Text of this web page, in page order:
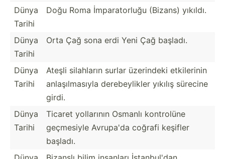
Dünya
Tarihi
Doğu Roma İmpara­torluğu (Bizans) yıkıldı.
Dünya
Tarihi
Orta Çağ sona erdi Yeni Çağ başladı.
Dünya
Tarihi
Ateşli silahların surlar üzerindeki etkile­rinin
anlaşı­lma­sıyla derebe­ylikler yıkılış sürecine
girdi.
Dünya
Tarihi
Ticaret yollarının Osmanlı kontrolüne
geçmesiyle Avrupa'da coğrafi keşifler
başladı.